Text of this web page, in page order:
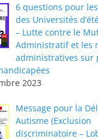
6 questions pour
des Universités
– Lutte contre le
Administratif et les
administratives sur
2023
Message pour la
Autisme (Exclusion
discriminatoire –